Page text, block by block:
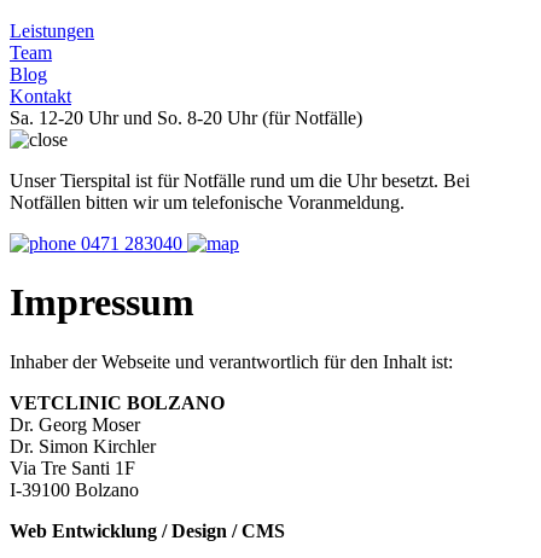
Leistungen
Team
Blog
Kontakt
Sa. 12-20 Uhr und So. 8-20 Uhr (für Notfälle)
Unser Tierspital ist für Notfälle rund um die Uhr besetzt. Bei
Notfällen bitten wir um telefonische Voranmeldung.
0471 283040
Impressum
Inhaber der Webseite und verantwortlich für den Inhalt ist:
VETCLINIC BOLZANO
Dr. Georg Moser
Dr. Simon Kirchler
Via Tre Santi 1F
I-39100 Bolzano
Web Entwicklung / Design / CMS